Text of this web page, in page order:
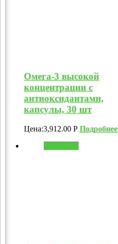
Омега-3 высокой
концентрации с
антиоксидантами,
капсулы, 30 шт
Цена:3,912.00 Р Подробнее